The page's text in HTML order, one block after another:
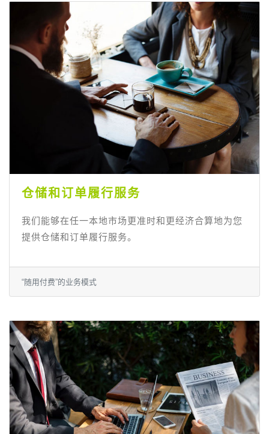
仓储和订单履行服务
我们能够在任一本地市场更准时和更经济合算地为您
提供仓储和订单履行服务。
“随用付费”的业务模式